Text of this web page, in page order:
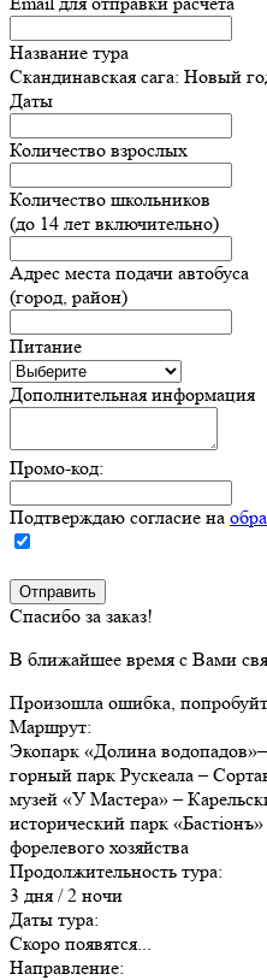
Название тура
Скандинавская сага: Новый
Даты
Количество взрослых
Количество школьников
(до 14 лет включительно)
Адрес места подачи автобуса
(город, район)
Питание
Дополнительная информация
Промо-код:
Подтверждаю согласие на
Спасибо за заказ!
В ближайшее время с Вами
Произошла ошибка,
Маршрут:
Экопарк «Долина
горный парк Рускеала –
музей «У Мастера» –
исторический парк
форелевого хозяйства
Продолжительность тура:
3 дня / 2 ночи
Даты тура:
Скоро появятся...
Направление: